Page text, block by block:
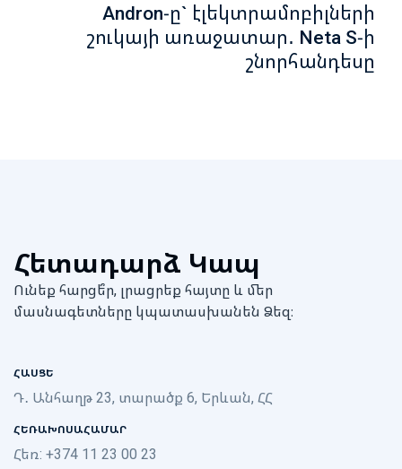
Andron-ը` էլեկտրամոբիլների
շուկայի առաջատար․ Neta S-ի
շնորհանդեսը
Հետադարձ Կապ
Ունեք հարցե՞ր, լրացրեք հայտը և մեր
մասնագետները կպատասխանեն Ձեզ։
ՀԱՍՑԵ
Դ․ Անհաղթ 23, տարածք 6, Երևան, ՀՀ
ՀԵՌԱԽՈՍԱՀԱՄԱՐ
Հեռ: +374 11 23 00 23